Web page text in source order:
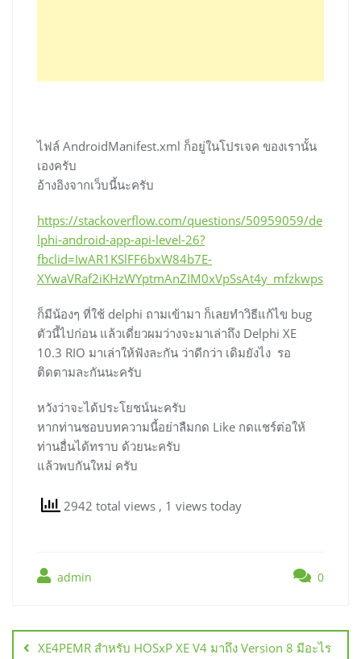
ไฟล์ AndroidManifest.xml ก็อยู่ในโปรเจค ของเรานั้น
เองครับ
อ้างอิงจากเว็บนี้นะครับ
https://stackoverflow.com/questions/50959059/de
lphi-android-app-api-level-26?
fbclid=IwAR1KSlFF6bxW84b7E-
XYwaVRaf2iKHzWYptmAnZIM0xVpSsAt4y_mfzkwps
ก็มีน้องๆ ที่ใช้ delphi ถามเข้ามา ก็เลยทำวิธีแก้ไข bug
ตัวนี้ไปก่อน แล้วเดี่ยวผมว่างจะมาเล่าถึง Delphi XE
10.3 RIO มาเล่าให้ฟังละกัน ว่าดีกว่า เดิมยังไง รอ
ติดตามละกันนะครับ
หวังว่าจะได้ประโยชน์นะครับ
หากท่านชอบบทความนี้อย่าลืมกด Like กดแชร์ต่อให้
ท่านอื่นได้ทราบ ด้วยนะครับ
แล้วพบกันใหม่ ครับ
2942 total views , 1 views today
admin 0
เรื่องXE4PEMR สำหรับ HOSxP XE V4 มาถึง Version 8 มีอะไร